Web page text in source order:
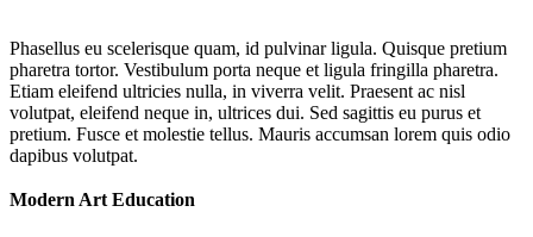
Phasellus eu scelerisque quam, id pulvinar ligula. Quisque pretium
pharetra tortor. Vestibulum porta neque et ligula fringilla pharetra.
Etiam eleifend ultricies nulla, in viverra velit. Praesent ac nisl
volutpat, eleifend neque in, ultrices dui. Sed sagittis eu purus et
pretium. Fusce et molestie tellus. Mauris accumsan lorem quis odio
dapibus volutpat.
Modern Art Education